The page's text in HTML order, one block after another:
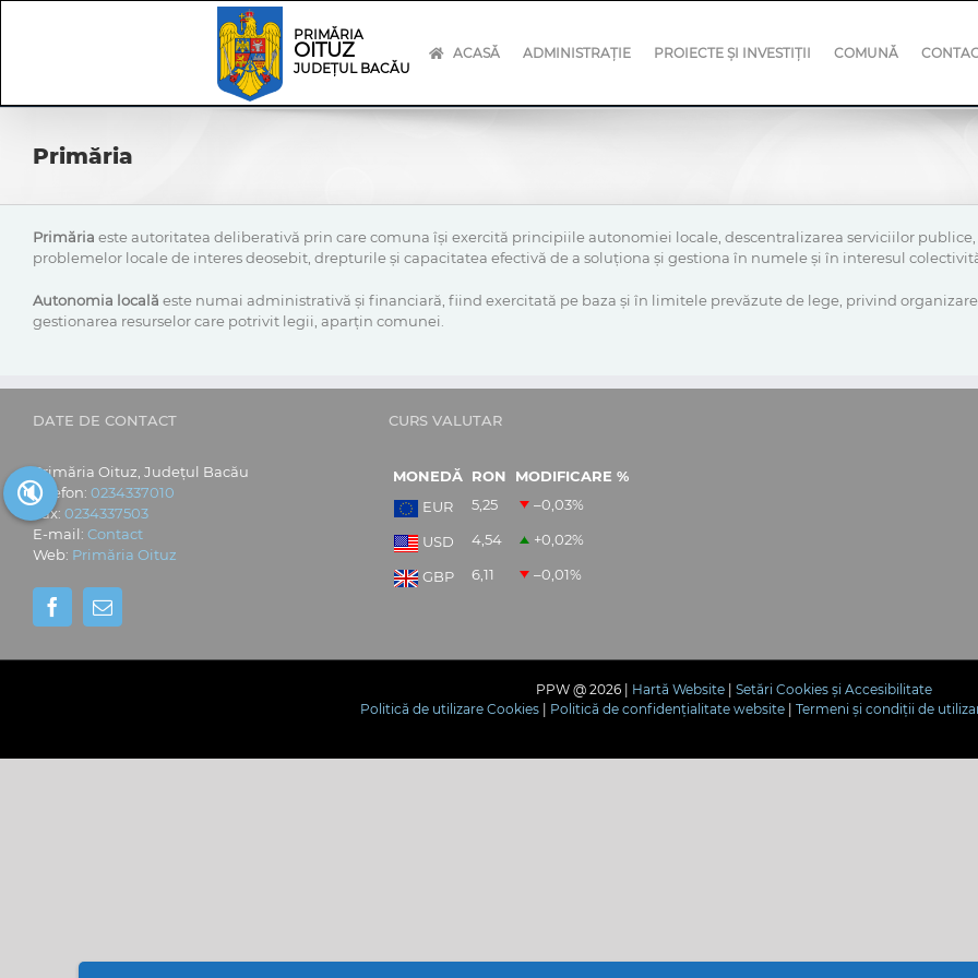
PRIMĂRIA
OITUZ
JUDEȚUL BACĂU
ACASĂ ADMINISTRAȚIE PROIECTE ȘI INVESTIȚII COMUNĂ
Primăria
Primăria este autoritatea deliberativă prin care comuna își exercită principiile autonomiei locale, descentralizarea serviciilor
problemelor locale de interes deosebit, drepturile și capacitatea efectivă de a soluționa și gestiona în numele și în interesul
Autonomia locală este numai administrativă și financiară, fiind exercitată pe baza și în limitele prevăzute de lege, privind
gestionarea resurselor care potrivit legii, aparţin comunei.
DATE DE CONTACT
Primăria Oituz, Județul Bacău
Telefon: 0234337010
Fax: 0234337503
E-mail: Contact
Web: Primăria Oituz
CURS VALUTAR
MONEDĂ RON
MODIFICARE %
EUR
5,25 –0,03%
USD 4,54 +0,02%
GBP 6,11 –0,01%
PPW @ 2026 | Hartă Website| Setări Cookies și Accesibilitate
Politică de utilizare Cookies
Politică de confidențialitate website Termeni și condiții de
🔇